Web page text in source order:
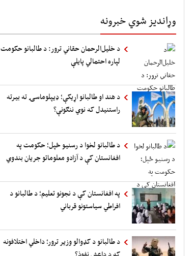
وړاندیز شوي خبرونه
د خلیل‌الرحمان حقاني ترور: د طالبانو حکومت
لپاره احتمالي پایلې
د هند او طالبانو اړیکې؛ ډیپلوماسۍ ته بیرته
راستنیدل که نوي ننګونې؟
د طالبانو لخوا د رسنیو ځپل؛ حکومت په
افغانستان کې د آزادو معلوماتو جریان بندوي
په افغانستان کې د نجونو تعلیم؛ د طالبانو د
افراطي سیاستونو قرباني
د طالبانو د کډوالو وزیر ترور؛ داخلي اختلافونه